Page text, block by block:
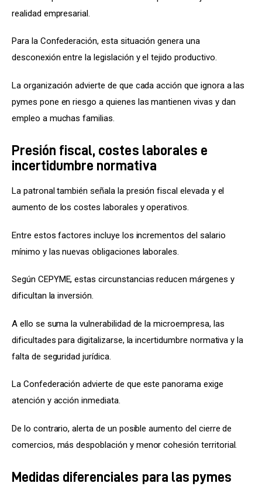
realidad empresarial.
Para la Confederación, esta situación genera una
desconexión entre la legislación y el tejido productivo.
La organización advierte de que cada acción que ignora a las
pymes pone en riesgo a quienes las mantienen vivas y dan
empleo a muchas familias.
Presión fiscal, costes laborales e
incertidumbre normativa
La patronal también señala la presión fiscal elevada y el
aumento de los costes laborales y operativos.
Entre estos factores incluye los incrementos del salario
mínimo y las nuevas obligaciones laborales.
Según CEPYME, estas circunstancias reducen márgenes y
dificultan la inversión.
A ello se suma la vulnerabilidad de la microempresa, las
dificultades para digitalizarse, la incertidumbre normativa y la
falta de seguridad jurídica.
La Confederación advierte de que este panorama exige
atención y acción inmediata.
De lo contrario, alerta de un posible aumento del cierre de
comercios, más despoblación y menor cohesión territorial.
Medidas diferenciales para las pymes